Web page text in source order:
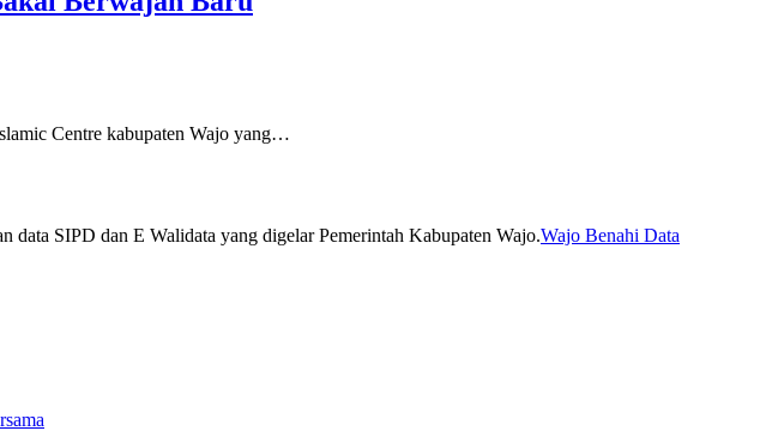
Centre kabupaten Wajo yang…
Wajo Benahi Data